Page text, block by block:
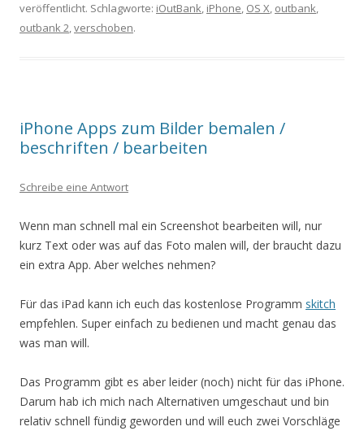
veröffentlicht. Schlagworte: iOutBank, iPhone, OS X, outbank,
outbank 2,verschoben.
iPhone Apps zum Bilder bemalen /
beschriften / bearbeiten
Schreibe eine Antwort
Wenn man schnell mal ein Screenshot bearbeiten will, nur
kurz Text oder was auf das Foto malen will, der braucht dazu
ein extra App. Aber welches nehmen?
Für das iPad kann ich euch das kostenlose Programm skitch
empfehlen. Super einfach zu bedienen und macht genau das
was man will.
Das Programm gibt es aber leider (noch) nicht für das iPhone.
Darum hab ich mich nach Alternativen umgeschaut und bin
relativ schnell fündig geworden und will euch zwei Vorschläge